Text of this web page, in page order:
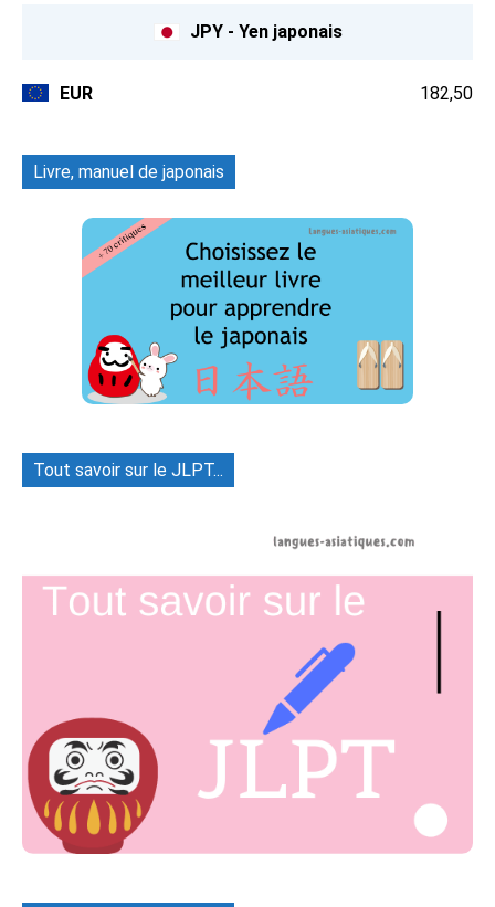
JPY - Yen japonais
EUR 182,50
Livre, manuel de japonais
Tout savoir sur le JLPT...